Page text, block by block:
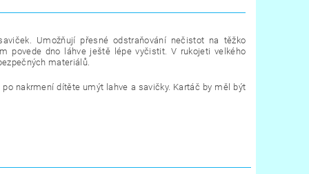
Umožňují přesné odstraňování nečistot na těžko
povede dno láhve ještě lépe vyčistit. V rukojeti velkého
materiálů.
nakrmení dítěte umýt lahve a savičky. Kartáč by měl být